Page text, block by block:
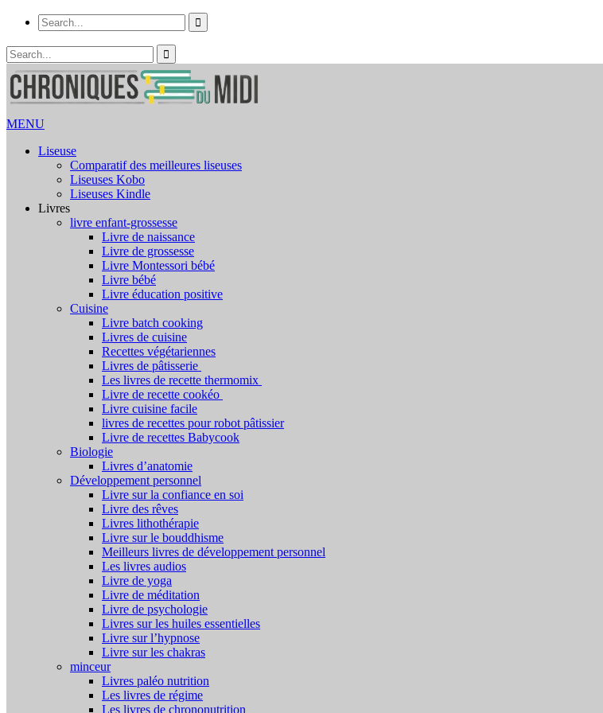
MENU
Liseuse
Comparatif des meilleures liseuses
Liseuses Kobo
Liseuses Kindle
Livres
livre enfant-grossesse
Livre de naissance
Livre de grossesse
Livre Montessori bébé
Livre bébé
Livre éducation positive
Cuisine
Livre batch cooking
Livres de cuisine
Recettes végétariennes
Livres de pâtisserie
Les livres de recette thermomix
Livre de recette cookéo
Livre cuisine facile
livres de recettes pour robot pâtissier
Livre de recettes Babycook
Biologie
Livres d’anatomie
Développement personnel
Livre sur la confiance en soi
Livre des rêves
Livres lithothérapie
Livre sur le bouddhisme
Meilleurs livres de développement personnel
Les livres audios
Livre de yoga
Livre de méditation
Livre de psychologie
Livres sur les huiles essentielles
Livre sur l’hypnose
Livre sur les chakras
minceur
Livres paléo nutrition
Les livres de régime
Les livres de chrononutrition